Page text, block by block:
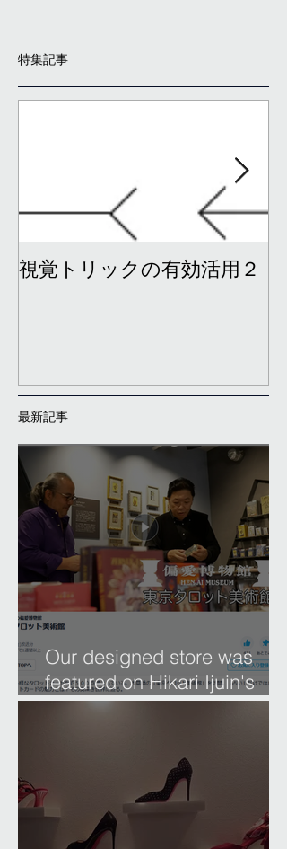
特集記事
視覚トリックの有効活用２
最新記事
Our designed store was
featured on Hikari Ijuin's
'Museum of Affection.